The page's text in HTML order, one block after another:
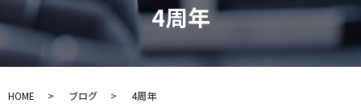
4周年
HOME ブログ 4周年